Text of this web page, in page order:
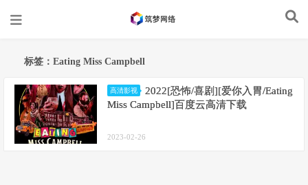
标签：Eating Miss Campbell
高清影视
2022[恐怖/喜剧][爱你入胃/Eating
Miss Campbell]百度云高清下载
2023-02-26